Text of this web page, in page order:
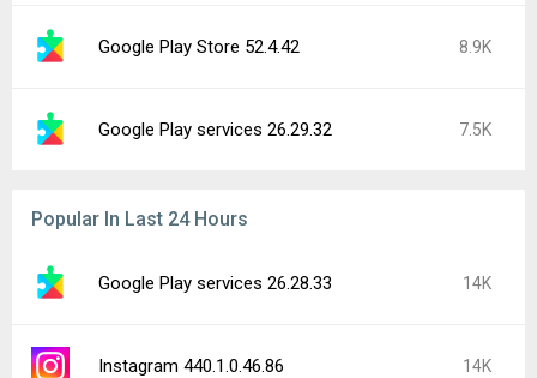
Google Play Store 52.4.42 8.9K
Google Play services 26.29.32 7.5K
Popular In Last 24 Hours
Google Play services 26.28.33 14K
Instagram 440.1.0.46.86 14K